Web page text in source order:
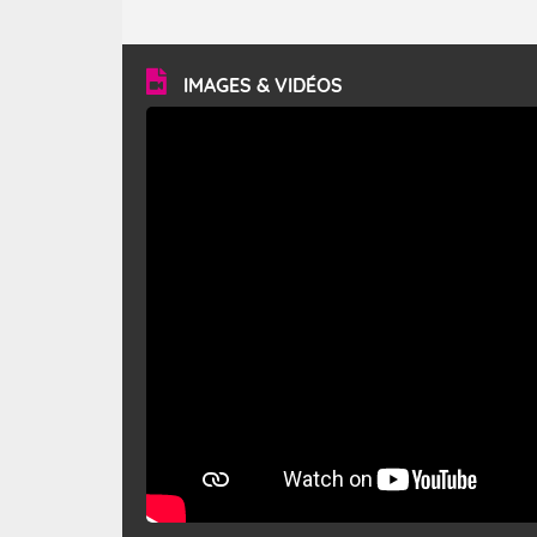
vitesse moyenne de 50 km/h et atteindre 80 à 100 km/h
en rafales, parfois davantage. Il parcourt la basse vallée
du Rhône et la Provence et envahit le littoral
méditerranéen à partir de la Camargue.
IMAGES & VIDÉOS